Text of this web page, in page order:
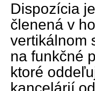
Dispozícia
členená v
vertikálnom
na funkčné
ktoré